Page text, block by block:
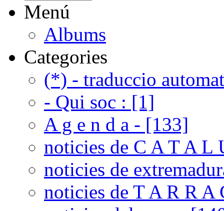
Menú
Albums
Categories
(*) - traduccio
- Qui soc : [1]
A g e n d a - [133]
noticies de C A T A L
noticies de
noticies de T A R R A